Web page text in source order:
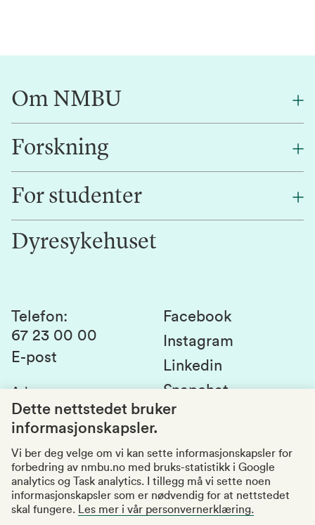
Om NMBU
Om oss
Alumni
Kontakt oss
Forskning
Forskning
Innovasjon
For studenter
Studentlivet
Studier og emner
Studenttinget
Si fra om avvik
Kvalitet i utdanningen
Dyresykehuset
Telefon:
67 23 00 00
E-post
Adresse:
Postboks 5003
1432 Ås
Organisasjonsnummer
969159570
Besøksadresser
Facebook
Instagram
Linkedin
Snapchat
Tilgjengelighetserklæring
Dette nettstedet bruker
informasjonskapsler.
Vi ber deg velge om vi kan sette informasjonskapsler for
forbedring av nmbu.no med bruks-statistikk i Google
analytics og Task analytics. I tillegg må vi sette noen
informasjonskapsler som er nødvendig for at nettstedet
skal fungere.
Les mer i vår personvernerklæring.